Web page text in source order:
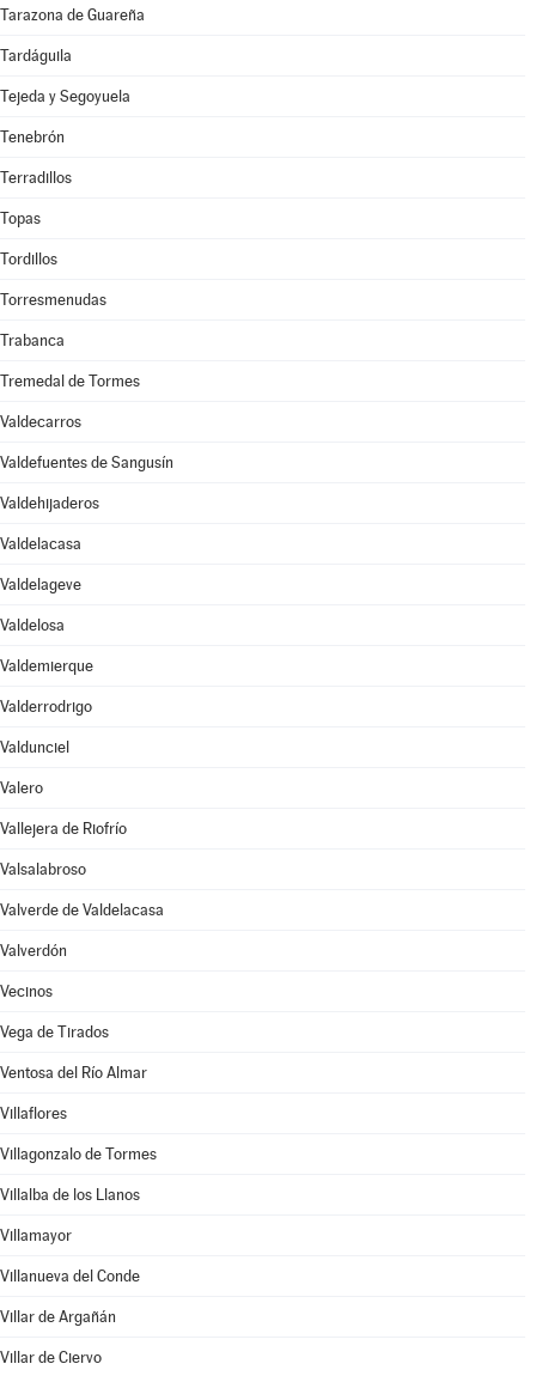
Tarazona de Guareña
Tardáguila
Tejeda y Segoyuela
Tenebrón
Terradillos
Topas
Tordillos
Torresmenudas
Trabanca
Tremedal de Tormes
Valdecarros
Valdefuentes de Sangusín
Valdehijaderos
Valdelacasa
Valdelageve
Valdelosa
Valdemierque
Valderrodrigo
Valdunciel
Valero
Vallejera de Riofrío
Valsalabroso
Valverde de Valdelacasa
Valverdón
Vecinos
Vega de Tirados
Ventosa del Río Almar
Villaflores
Villagonzalo de Tormes
Villalba de los Llanos
Villamayor
Villanueva del Conde
Villar de Argañán
Villar de Ciervo